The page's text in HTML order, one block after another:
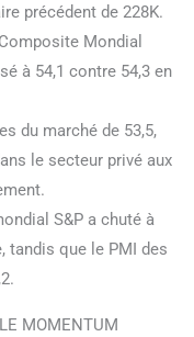
précédent de 228K.
Mondial
à 54,1 contre 54,3 en
du marché de 53,5,
le secteur privé aux
S&P a chuté à
tandis que le PMI des
MOMENTUM